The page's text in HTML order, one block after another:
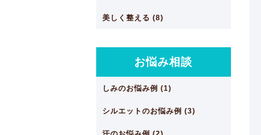
美しく整える (8)
お悩み相談
しみのお悩み例 (1)
シルエットのお悩み例 (3)